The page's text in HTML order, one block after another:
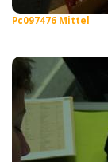
Pc097476 Mittel